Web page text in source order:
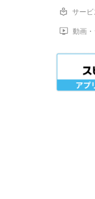
サービ
動画